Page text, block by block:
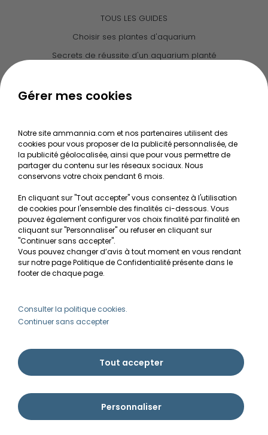
TOUS LES GUIDES
Choisir ses plantes d'aquarium
Secrets de réussite d'un aquarium planté
Le journal d'Ammannia
Recherche de Notices de produits
Mentions légales
Conditions générales de vente
RGPD
MON COMPTE
Avantages
Créer un compte client
Besoin d'aide ?
Ammannia © Tous droits réservés 2026 | Imaginé par Pyxishop - Créé par
Gérer mes cookies
Notre site ammannia.com et nos partenaires utilisent des
cookies pour vous proposer de la publicité personnalisée, de
la publicité géolocalisée, ainsi que pour vous permettre de
partager du contenu sur les réseaux sociaux. Nous
conservons votre choix pendant 6 mois.
En cliquant sur "Tout accepter" vous consentez à l'utilisation
de cookies pour l'ensemble des finalités ci-dessous. Vous
pouvez également configurer vos choix finalité par finalité en
cliquant sur "Personnaliser" ou refuser en cliquant sur
"Continuer sans accepter".
Vous pouvez changer d’avis à tout moment en vous rendant
sur notre page Politique de Confidentialité présente dans le
footer de chaque page.
Consulter la politique cookies.
Continuer sans accepter
Tout accepter
Personnaliser